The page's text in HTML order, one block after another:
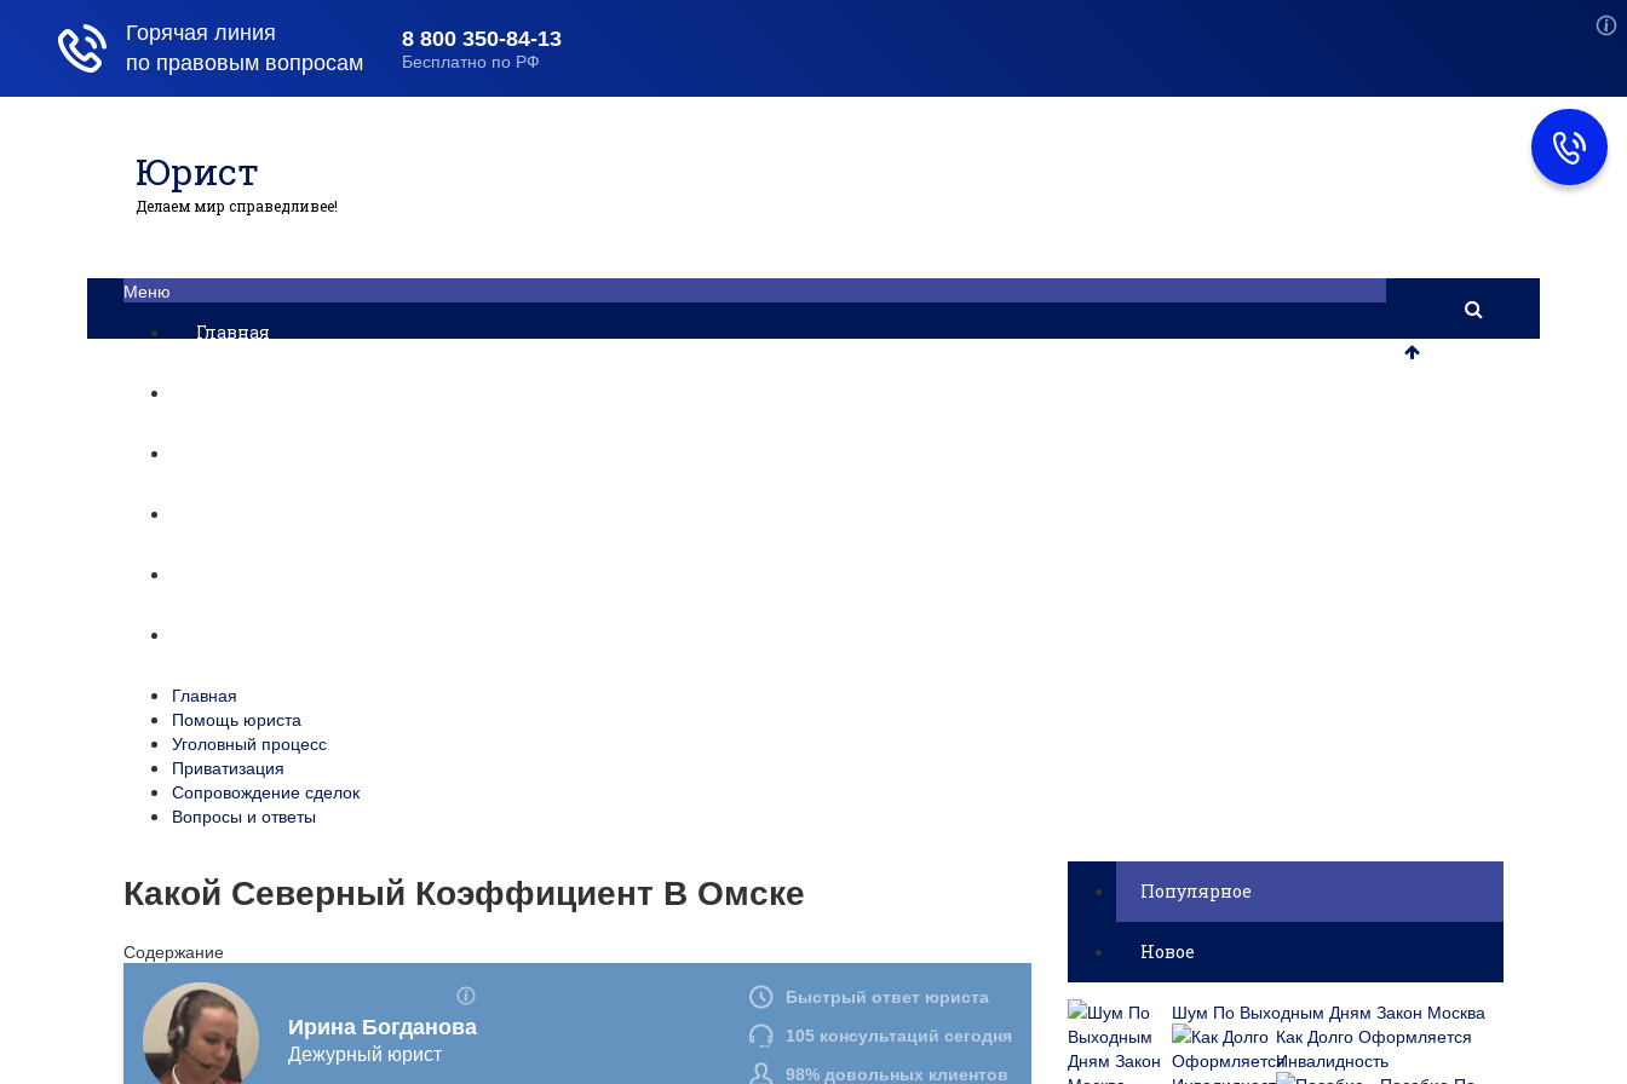
Юрист
Делаем мир справедливее!
Меню
Главная
Главная
Помощь юриста
Уголовный процесс
Приватизация
Сопровождение сделок
Вопросы и ответы
Какой Северный Коэффициент В Омске
Содержание
Популярное
Новое
Шум По Выходным Дням Закон Москва
Как Долго Оформляется
Инвалидность